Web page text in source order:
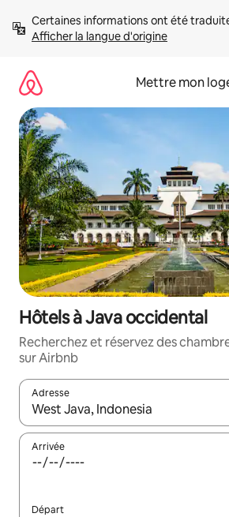
directement
Afficher la langue d'origine
Mettre mon
Hôtels à Java occidental
Recherchez et réservez des
sur Airbnb
Adresse
Lorsque les résultats s'affichent,
Arrivée
Départ